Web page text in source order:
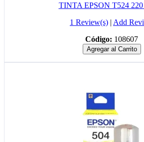
TINTA EPSON T524
1 Review(s) | Add
Código: 108607
Agregar al Carrito